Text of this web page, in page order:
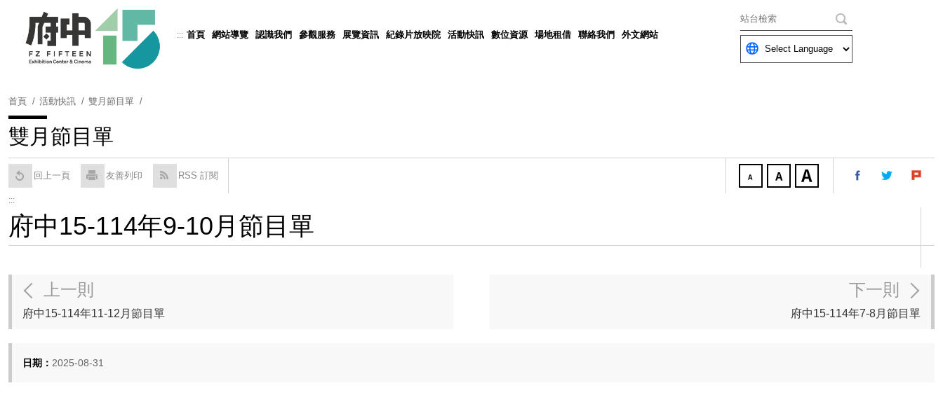
::: 首頁 網站導覽 認識我們 參觀服務 展覽資訊 紀錄片放映院 活動快訊 數位資源 場地租借 聯絡我們 外文網站
關鍵字
Powered by Translate
首頁 活動快訊 雙月節目單
雙月節目單
回上一頁 友善列印 RSS 訂閱
:::
府中15-114年9-10月節目單
上一則
府中15-114年11-12月節目單
下一則
府中15-114年7-8月節目單
日期： 2025-08-31